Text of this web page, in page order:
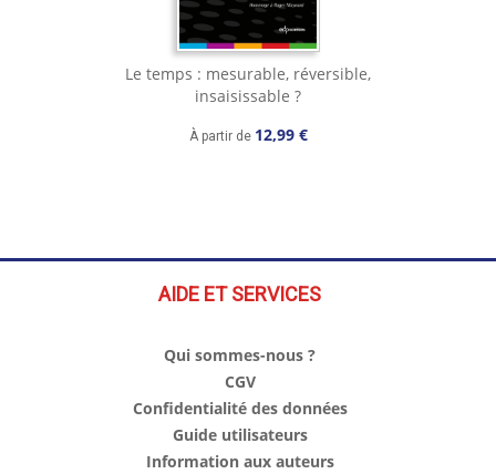
Le temps : mesurable, réversible,
insaisissable ?
À partir de 12,99 €
AIDE ET SERVICES
Qui sommes-nous ?
CGV
Confidentialité des données
Guide utilisateurs
Information aux auteurs